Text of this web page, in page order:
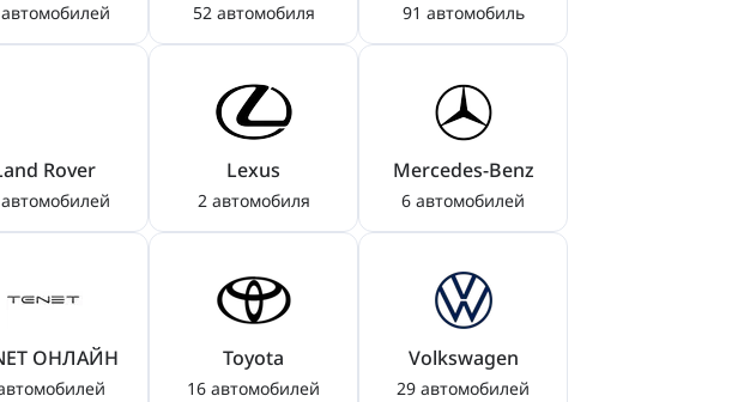
52 автомобиля 91 автомобиль
Rover Lexus
2 автомобиля
Mercedes-Benz
6 автомобилей
ОНЛАЙН Toyota
16 автомобилей
Volkswagen
29 автомобилей